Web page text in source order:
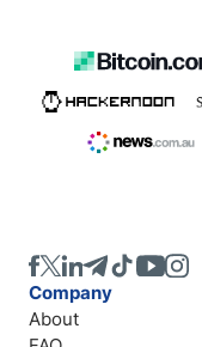
Company
About